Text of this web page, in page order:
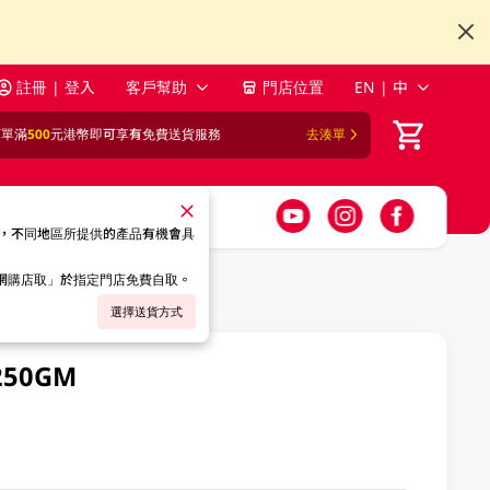
註冊 | 登入 客戶幫助 門店位置 EN | 中
滿500元港幣即可享有免費送貨服務 去湊單
不同地區所提供的產品有機會具
店取」於指定門店免費自取。
選擇送貨方式